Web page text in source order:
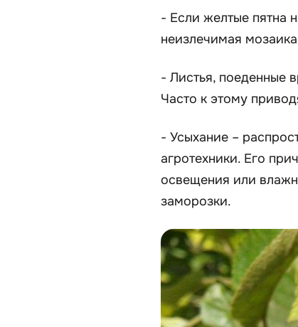
- Если желтые пятна
неизлечимая
- Листья, поеденные
Часто к этому
- Усыхание –
агротехники. Его
освещения или
заморозки.